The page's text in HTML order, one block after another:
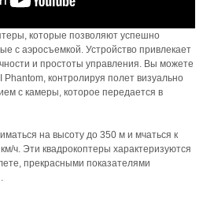
которые позволяют успешно
с аэросъемкой. Устройство привлекает
и простоты управления. Вы можете
Phantom, контролируя полет визуально
с камеры, которое передается в
на высоту до 350 м и мчаться к
ч. Эти квадрокоптеры характеризуются
прекрасными показателями